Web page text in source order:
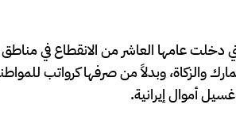
عامها العاشر من الانقطاع في مناطق
والزكاة، وبدلاً من صرفها كرواتب
أموال إيرانية.